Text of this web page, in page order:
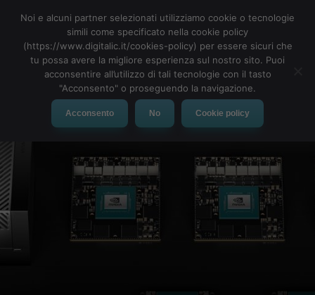
MENU
Noi e alcuni partner selezionati utilizziamo cookie o tecnologie
simili come specificato nella cookie policy
(https://www.digitalic.it/cookies-policy) per essere sicuri che
tu possa avere la migliore esperienza sul nostro sito. Puoi
acconsentire all’utilizzo di tali tecnologie con il tasto
"Acconsento" o proseguendo la navigazione.
Acconsento No Cookie policy